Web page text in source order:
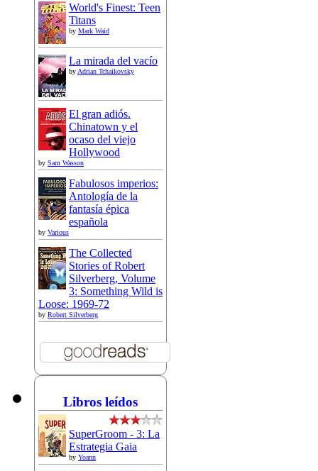
World's Finest: Teen
Titans
by Mark Waid
La mirada del vacío
byAdrian Tchaikovsky
El gran adiós.
Chinatown y el
ocaso del viejo
Hollywood
by Sam Wasson
Fabulosos imperios:
Antología de la
fantasía épica
española
by Various
The Collected
Stories of Robert
Silverberg, Volume
3: Something Wild is
Loose: 1969-72
by Robert Silverberg
Libros leídos
SuperGroom - 3: La
Estrategia Gaia
by Yoann